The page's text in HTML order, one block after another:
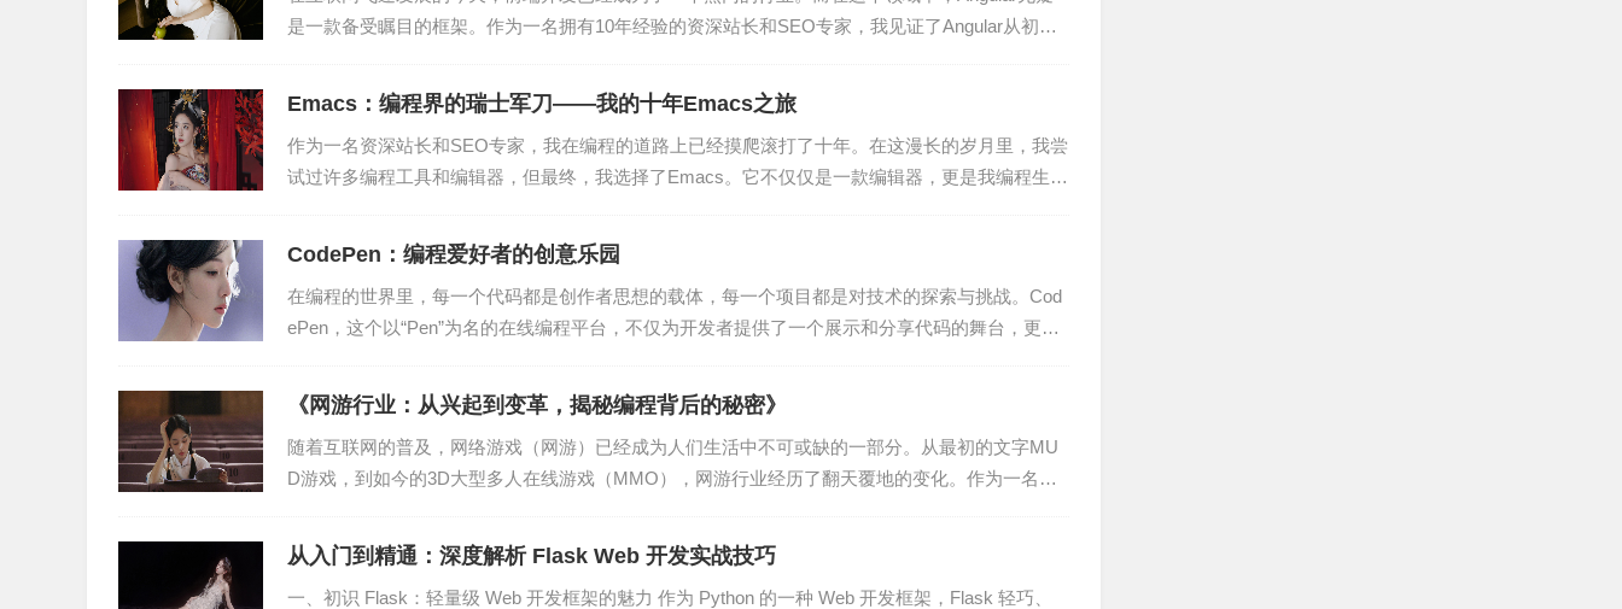
谷歌是全球最大的搜索引擎，其市场份额在全球范围内遥遥领先。尽管在我国市场受到限制，但谷歌在全球范围
内的影响力依然不可小觑。
必应是微软公司旗下的搜索引擎，以其简洁的界面和良好的用户体验受到用户的喜爱。在我国市场上，必应虽然
市场份额较小，但凭借其独特的搜索技术，仍具有一定的竞争力。
1. 个性化搜索
随着大数据和人工智能技术的不断发展，搜索引擎将更加注重个性化搜索。根据用户的搜索历史、浏览记录等数
2. 多模态搜索
是一款备受瞩目的框架。作为一名拥有10年经验的资深站长和SEO专家，我见证了Angular从初露
Emacs：编程界的瑞士军刀——我的十年Emacs之旅
作为一名资深站长和SEO专家，我在编程的道路上已经摸爬滚打了十年。在这漫长的岁月里，我尝
试过许多编程工具和编辑器，但最终，我选择了Emacs。它不仅仅是一款编辑器，更是我编程生涯
CodePen：编程爱好者的创意乐园
在编程的世界里，每一个代码都是创作者思想的载体，每一个项目都是对技术的探索与挑战。Cod
ePen，这个以“Pen”为名的在线编程平台，不仅为开发者提供了一个展示和分享代码的舞台，更成
《网游行业：从兴起到变革，揭秘编程背后的秘密》
随着互联网的普及，网络游戏（网游）已经成为人们生活中不可或缺的一部分。从最初的文字MU
D游戏，到如今的3D大型多人在线游戏（MMO），网游行业经历了翻天覆地的变化。作为一名拥
从入门到精通：深度解析 Flask Web 开发实战技巧
一、初识 Flask：轻量级 Web 开发框架的魅力 作为 Python 的一种 Web 开发框架，Flask 轻巧、